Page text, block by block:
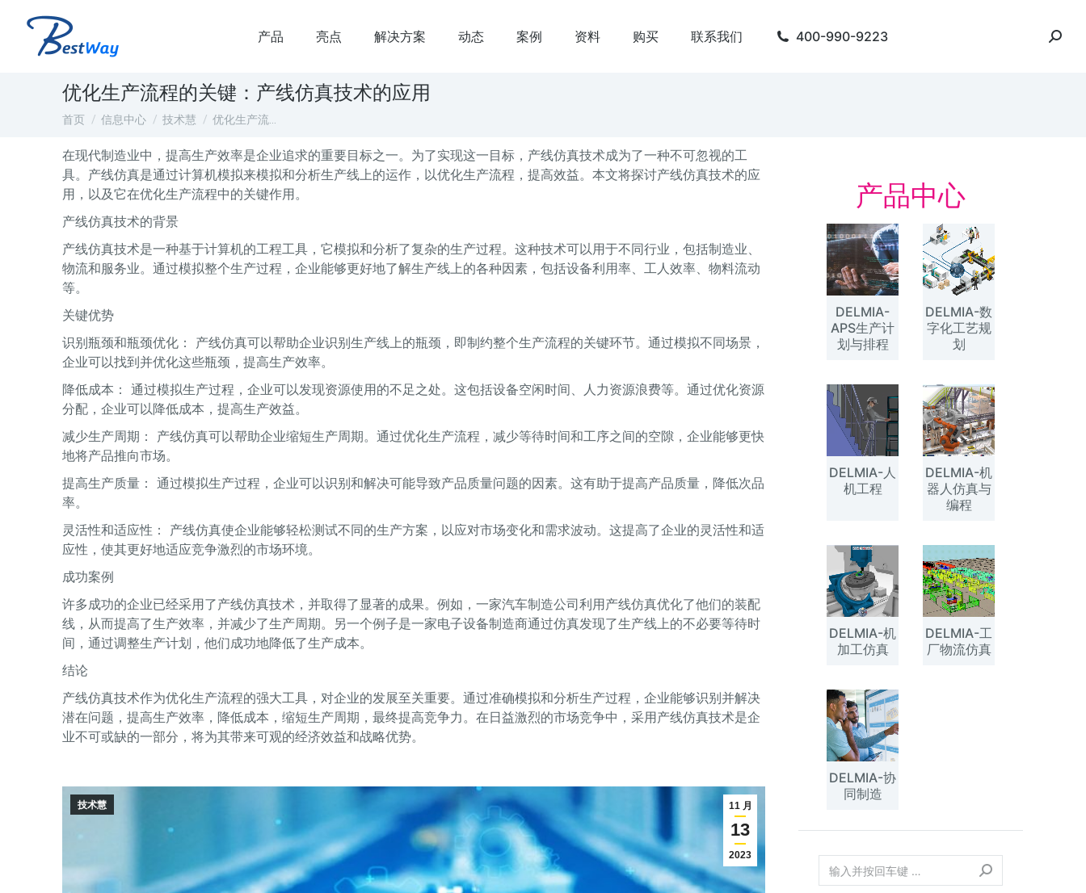
产品 亮点 解决方案 动态 案例 资料 购买 联系我们 400-990-9223
优化生产流程的关键：产线仿真技术的应用
您在这里：
首页 信息中心 技术慧 优化生产流…
在现代制造业中，提高生产效率是企业追求的重要目标之一。为了实现这一目标，产线仿真技术成为了一种不可忽视的工
具。产线仿真是通过计算机模拟来模拟和分析生产线上的运作，以优化生产流程，提高效益。本文将探讨产线仿真技术的应
用，以及它在优化生产流程中的关键作用。
产线仿真技术的背景
产线仿真技术是一种基于计算机的工程工具，它模拟和分析了复杂的生产过程。这种技术可以用于不同行业，包括制造业、
物流和服务业。通过模拟整个生产过程，企业能够更好地了解生产线上的各种因素，包括设备利用率、工人效率、物料流动
等。
关键优势
识别瓶颈和瓶颈优化： 产线仿真可以帮助企业识别生产线上的瓶颈，即制约整个生产流程的关键环节。通过模拟不同场景，
企业可以找到并优化这些瓶颈，提高生产效率。
降低成本： 通过模拟生产过程，企业可以发现资源使用的不足之处。这包括设备空闲时间、人力资源浪费等。通过优化资源
分配，企业可以降低成本，提高生产效益。
减少生产周期： 产线仿真可以帮助企业缩短生产周期。通过优化生产流程，减少等待时间和工序之间的空隙，企业能够更快
地将产品推向市场。
提高生产质量： 通过模拟生产过程，企业可以识别和解决可能导致产品质量问题的因素。这有助于提高产品质量，降低次品
率。
灵活性和适应性： 产线仿真使企业能够轻松测试不同的生产方案，以应对市场变化和需求波动。这提高了企业的灵活性和适
应性，使其更好地适应竞争激烈的市场环境。
成功案例
许多成功的企业已经采用了产线仿真技术，并取得了显著的成果。例如，一家汽车制造公司利用产线仿真优化了他们的装配
线，从而提高了生产效率，并减少了生产周期。另一个例子是一家电子设备制造商通过仿真发现了生产线上的不必要等待时
间，通过调整生产计划，他们成功地降低了生产成本。
结论
产线仿真技术作为优化生产流程的强大工具，对企业的发展至关重要。通过准确模拟和分析生产过程，企业能够识别并解决
潜在问题，提高生产效率，降低成本，缩短生产周期，最终提高竞争力。在日益激烈的市场竞争中，采用产线仿真技术是企
业不可或缺的一部分，将为其带来可观的经济效益和战略优势。
11 月
13
2023
技术慧
产品中心
DELMIA-
APS生产计
划与排程
DELMIA-数
字化工艺规
划
DELMIA-人
机工程
DELMIA-机
器人仿真与
编程
DELMIA-机
加工仿真
DELMIA-工
厂物流仿真
DELMIA-协
同制造